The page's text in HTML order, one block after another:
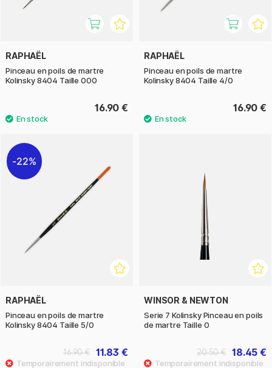
RAPHAËL
Pinceau en poils de martre
Kolinsky 8404 Taille 000
16.90 €
RAPHAËL
Pinceau en poils de martre
Kolinsky 8404 Taille 4/0
16.90 €
22%
RAPHAËL
Pinceau en poils de martre
Kolinsky 8404 Taille 5/0
11.83 €
16.90 €
WINSOR & NEWTON
Serie 7 Kolinsky Pinceau en poils
de martre Taille 0
18.45 €
20.50 €